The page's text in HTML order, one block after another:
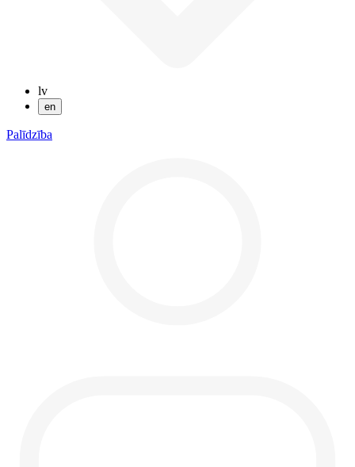
lv
en
Palīdzība